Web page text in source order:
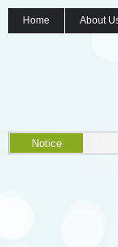
Home About
Notice